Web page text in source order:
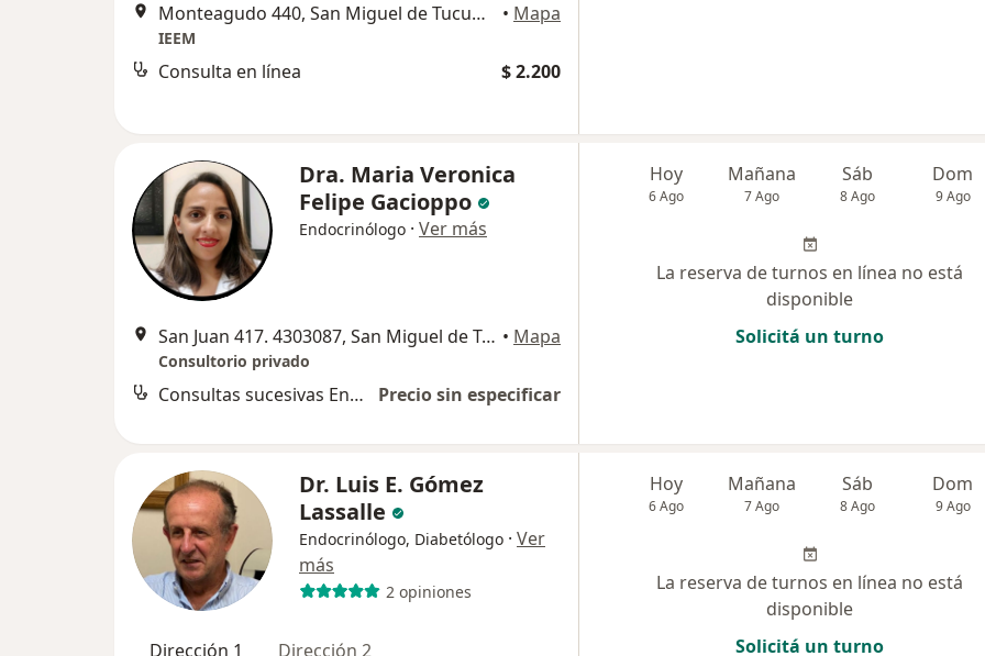
Monteagudo 440, San Miguel de Tucumán • Mapa
IEEM
Consulta en línea $ 2.200
Dra. Maria Veronica
Felipe Gacioppo
Endocrinólogo · Ver más
San Juan 417. 4303087, San Miguel de Tucumán • Mapa
Consultorio privado
Consultas sucesivas Endocrinología Precio sin especificar
Hoy
6 Ago
Mañana
7 Ago
Sáb
8 Ago
Dom
9 Ago
La reserva de turnos en línea no está
disponible
Solicitá un turno
Dr. Luis E. Gómez
Lassalle
Endocrinólogo, Diabetólogo · Ver
más
2 opiniones
Dirección 1 Dirección 2
Hoy
6 Ago
Mañana
7 Ago
Sáb
8 Ago
Dom
9 Ago
La reserva de turnos en línea no está
disponible
Solicitá un turno